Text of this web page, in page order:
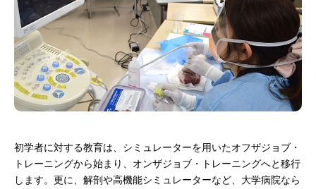
初学者に対する教育は、シミュレーターを用いたオフザジョブ・
トレーニングから始まり、オンザジョブ・トレーニングへと移行
します。更に、解剖や高機能シミュレーターなど、大学病院なら